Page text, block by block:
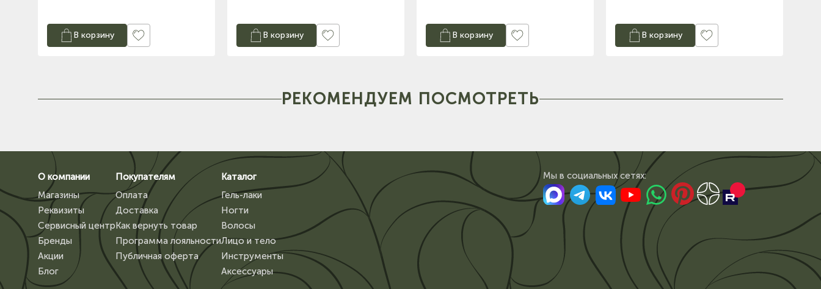
В корзину В корзину В корзину В корзину
РЕКОМЕНДУЕМ ПОСМОТРЕТЬ
О компании
Магазины
Реквизиты
Сервисный центр
Бренды
Акции
Блог
Покупателям
Оплата
Доставка
Как вернуть товар
Программа лояльности
Публичная оферта
Каталог
Гель-лаки
Ногти
Волосы
Лицо и тело
Инструменты
Аксессуары
Мы в сoциальных сетях: